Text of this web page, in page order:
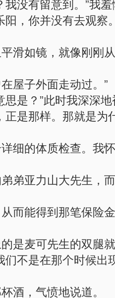
没有留意到。”我羞
，你并没有去观察
滑如镜，就像刚刚
屋子外面走动过。”
是？”此时我深深地
是那样。那就是为
细的体质检查。我
弟亚力山大先生，
而能得到那笔保险
是麦可先生的双腿
不是在那个时候出
酒，气愤地说道。